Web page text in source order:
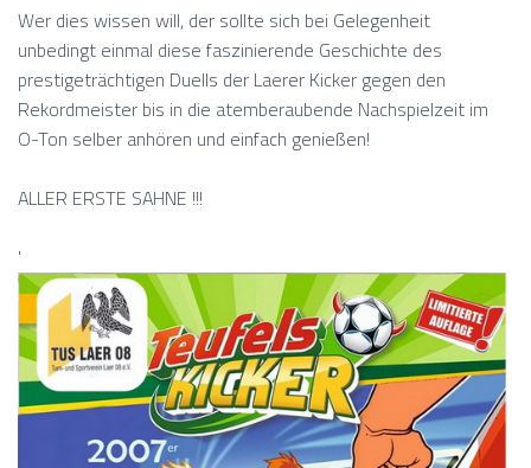
Wer dies wissen will, der sollte sich bei Gelegenheit
unbedingt einmal diese faszinierende Geschichte des
prestigeträchtigen Duells der Laerer Kicker gegen den
Rekordmeister bis in die atemberaubende Nachspielzeit im
O-Ton selber anhören und einfach genießen!
ALLER ERSTE SAHNE !!!
'